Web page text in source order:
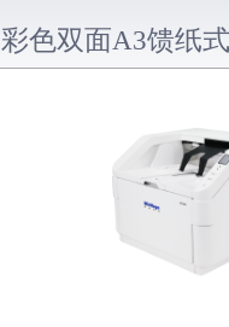
彩色双面A3馈纸